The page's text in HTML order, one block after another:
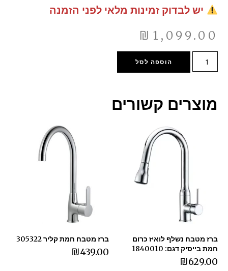
יש לבדוק זמינות מלאי לפני הזמנה
₪ 1,099.00
הוספה לסל
מוצרים קשורים
ברז מטבח נשלף לואיז כרום
חמת בייסיק דגם: 1840010
₪629.00
ברז מטבח חמת קליר 305322
₪439.00